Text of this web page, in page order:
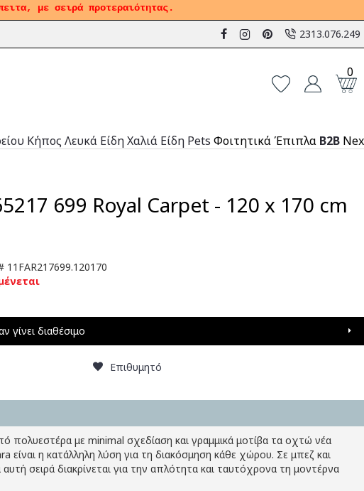
με σειρά προτεραιότητας.
2313.076.249
0
Κήπος Λευκά ΕίδηΧαλιά Είδη Pets Φοιτητικά Έπιπλα B2B
699 Royal Carpet - 120 x 170 cm
11FAR217699.120170
γίνει διαθέσιμο
Επιθυμητό
πολυεστέρα με minimal σχεδίαση και γραμμικά μοτίβα τα οχτώ νέα
είναι η κατάλληλη λύση για τη διακόσμηση κάθε χώρου. Σε μπεζ και
σειρά διακρίνεται για την απλότητα και ταυτόχρονα τη μοντέρνα